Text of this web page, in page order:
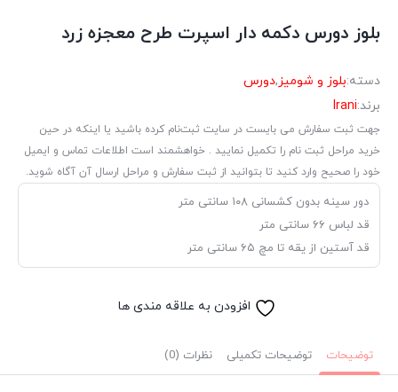
بلوز دورس دکمه دار اسپرت طرح معجزه زرد
دسته:بلوز و شومیز ,دورس
برند:Irani
جهت ثبت سفارش می بایست در سایت ثبت‌نام کرده باشید یا اینکه در حین
خرید مراحل ثبت نام را تکمیل نمایید . خواهشمند است اطلاعات تماس و ایمیل
خود را صحیح وارد کنید تا بتوانید از ثبت سفارش و مراحل ارسال آن آگاه شوید.
دور سینه بدون کشسانی ۱۰۸ سانتی متر
قد لباس ۶۶ سانتی متر
قد آستین از یقه تا مچ ۶۵ سانتی متر
افزودن به علاقه مندی ها
توضیحات توضیحات تکمیلی نظرات (0)